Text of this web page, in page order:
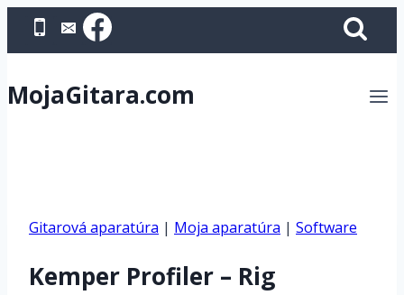
Skip
MojaGitara.com
Gitarová aparatúra | Moja aparatúra | Software
Kemper Profiler – Rig